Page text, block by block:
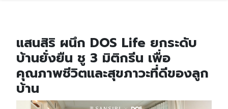
แสนสิริ ผนึก DOS Life ยกระดับ
บ้านยั่งยืน ชู 3 มิติกรีน เพื่อ
คุณภาพชีวิตและสุขภาวะที่ดีของลูก
บ้าน